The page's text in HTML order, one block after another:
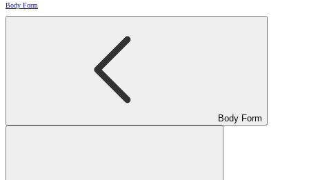
Body Form
Body Form